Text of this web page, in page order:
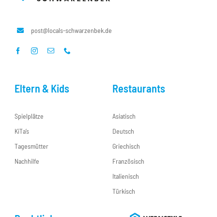
post@locals-schwarzenbek.de
Eltern & Kids
Spielplätze
KiTa’s
Tagesmütter
Nachhilfe
Restaurants
Asiatisch
Deutsch
Griechisch
Französisch
Italienisch
Türkisch